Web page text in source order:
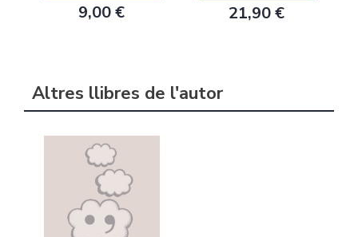
9,00 € 21,90 €
Altres llibres de l'autor